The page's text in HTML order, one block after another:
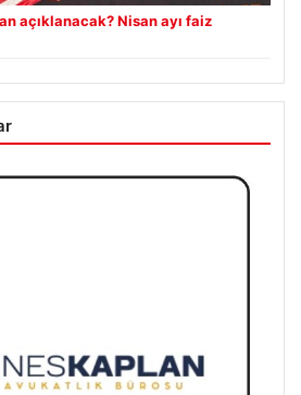
açıklanacak? Nisan ayı faiz